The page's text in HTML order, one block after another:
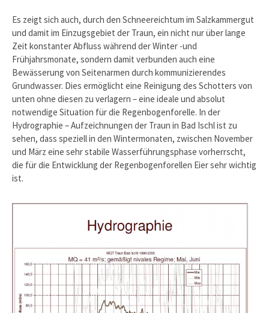
Es zeigt sich auch, durch den Schneereichtum im Salzkammergut
und damit im Einzugsgebiet der Traun, ein nicht nur über lange
Zeit konstanter Abfluss während der Winter -und
Frühjahrsmonate, sondern damit verbunden auch eine
Bewässerung von Seitenarmen durch kommunizierendes
Grundwasser. Dies ermöglicht eine Reinigung des Schotters von
unten ohne diesen zu verlagern – eine ideale und absolut
notwendige Situation für die Regenbogenforelle. In der
Hydrographie – Aufzeichnungen der Traun in Bad Ischl ist zu
sehen, dass speziell in den Wintermonaten, zwischen November
und März eine sehr stabile Wasserführungsphase vorherrscht,
die für die Entwicklung der Regenbogenforellen Eier sehr wichtig
ist.